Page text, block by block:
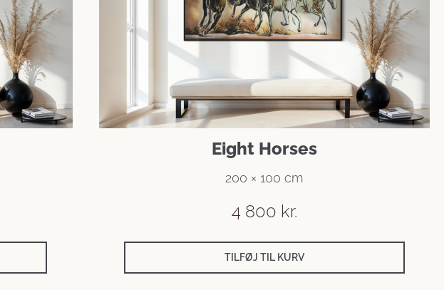
Eight Horses
200 × 100 cm
4 800 kr.
TILFØJ TIL KURV